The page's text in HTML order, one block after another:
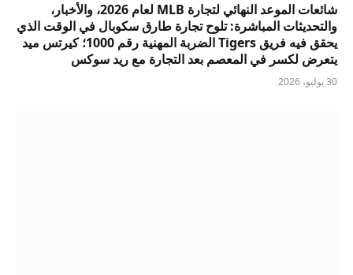
شائعات الموعد النهائي لتجارة MLB لعام 2026، والأخبار،
والتحديثات المباشرة: تلوح تجارة طارق سكوبال في الوقت الذي
يحقق فيه فريق Tigers الضربة المهنية رقم 1000؛ كيرتس ميد
يتعرض لكسر في المعصم بعد التجارة مع ريد سوكس
30 يوليو، 2026